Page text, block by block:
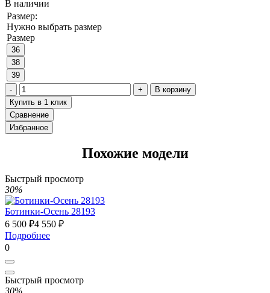
В наличии
Размер:
Нужно выбрать размер
Размер
36
38
39
В корзину
Купить в 1 клик
Сравнение
Избранное
Похожие модели
Быстрый просмотр
30%
Ботинки-Осень 28193
6 500 ₽4 550 ₽
Подробнее
0
Быстрый просмотр